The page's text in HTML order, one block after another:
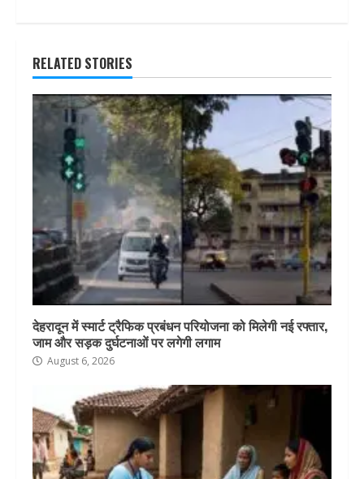
RELATED STORIES
देहरादून में स्मार्ट ट्रैफिक प्रबंधन परियोजना को मिलेगी नई रफ्तार,
जाम और सड़क दुर्घटनाओं पर लगेगी लगाम
August 6, 2026